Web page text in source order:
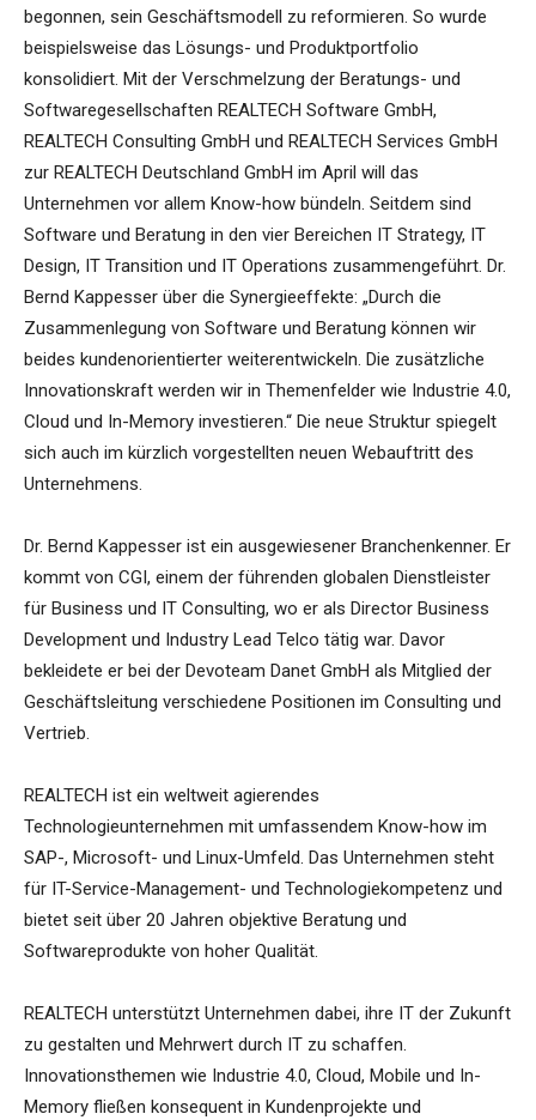
begonnen, sein Geschäftsmodell zu reformieren. So wurde
beispielsweise das Lösungs- und Produktportfolio
konsolidiert. Mit der Verschmelzung der Beratungs- und
Softwaregesellschaften REALTECH Software GmbH,
REALTECH Consulting GmbH und REALTECH Services GmbH
zur REALTECH Deutschland GmbH im April will das
Unternehmen vor allem Know-how bündeln. Seitdem sind
Software und Beratung in den vier Bereichen IT Strategy, IT
Design, IT Transition und IT Operations zusammengeführt. Dr.
Bernd Kappesser über die Synergieeffekte: „Durch die
Zusammenlegung von Software und Beratung können wir
beides kundenorientierter weiterentwickeln. Die zusätzliche
Innovationskraft werden wir in Themenfelder wie Industrie 4.0,
Cloud und In-Memory investieren.“ Die neue Struktur spiegelt
sich auch im kürzlich vorgestellten neuen Webauftritt des
Unternehmens.
Dr. Bernd Kappesser ist ein ausgewiesener Branchenkenner. Er
kommt von CGI, einem der führenden globalen Dienstleister
für Business und IT Consulting, wo er als Director Business
Development und Industry Lead Telco tätig war. Davor
bekleidete er bei der Devoteam Danet GmbH als Mitglied der
Geschäftsleitung verschiedene Positionen im Consulting und
Vertrieb.
REALTECH ist ein weltweit agierendes
Technologieunternehmen mit umfassendem Know-how im
SAP-, Microsoft- und Linux-Umfeld. Das Unternehmen steht
für IT-Service-Management- und Technologiekompetenz und
bietet seit über 20 Jahren objektive Beratung und
Softwareprodukte von hoher Qualität.
REALTECH unterstützt Unternehmen dabei, ihre IT der Zukunft
zu gestalten und Mehrwert durch IT zu schaffen.
Innovationsthemen wie Industrie 4.0, Cloud, Mobile und In-
Memory fließen konsequent in Kundenprojekte und